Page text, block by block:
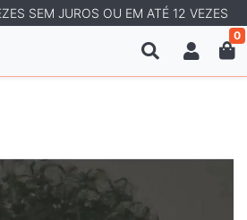
SEM JUROS OU EM ATÉ 12 VEZES
0